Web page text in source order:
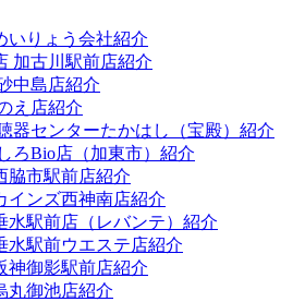
いりょう会社紹介
加古川駅前店紹介
中島店紹介
え店紹介
器センターたかはし（宝殿）紹介
ろBio店（加東市）紹介
市駅前店紹介
ンズ西神南店紹介
駅前店（レバンテ）紹介
駅前ウエステ店紹介
御影駅前店紹介
御池店紹介